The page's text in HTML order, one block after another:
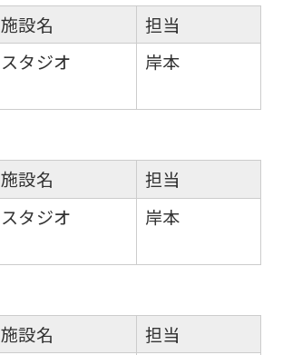
施設名
スタジオ
担当
岸本
施設名
スタジオ
担当
岸本
施設名
担当